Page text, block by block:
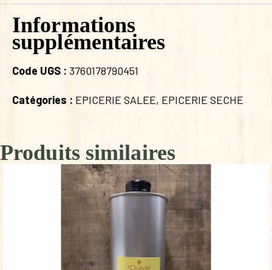
Informations
supplémentaires
Code UGS : 3760178790451
Catégories : EPICERIE SALEE, EPICERIE SECHE
Produits similaires